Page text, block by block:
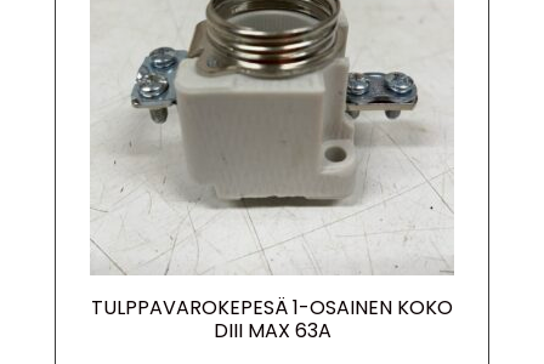
TULPPAVAROKEPESÄ 1-OSAINEN KOKO
DIII MAX 63A